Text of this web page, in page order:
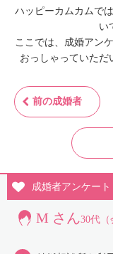
ハッピーカムカムで
い
ここでは、成婚アン
おっしゃっていただ
前の成婚者
成婚者アンケート
M さん30代（